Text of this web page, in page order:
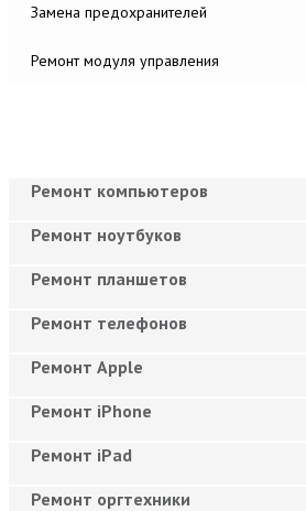
Замена предохранителей
Ремонт модуля управления
Ремонт компьютеров
Ремонт ноутбуков
Ремонт планшетов
Ремонт телефонов
Ремонт Apple
Ремонт iPhone
Ремонт iPad
Ремонт оргтехники